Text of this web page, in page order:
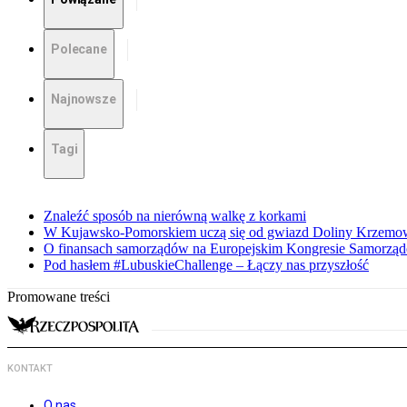
Polecane
Najnowsze
Tagi
Znaleźć sposób na nierówną walkę z korkami
W Kujawsko-Pomorskiem uczą się od gwiazd Doliny
O finansach samorządów na Europejskim Kongresie
Pod hasłem #LubuskieChallenge – Łączy nas przyszłość
Promowane treści
KONTAKT